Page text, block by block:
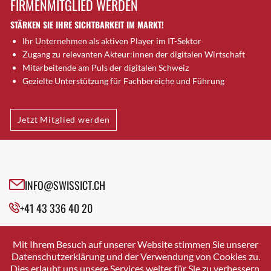
Brütten
Bubendorf
Bubikon
Buchs (SG)
Burgdorf
Bülach
Cazis
Cham
Davos Platz
Davos Platz 1
Dietikon
Dietlikon
FIRMENMITGLIED WERDEN
STÄRKEN SIE IHRE SICHTBARKEIT IM MARKT!
Ihr Unternehmen als aktiven Player im IT-Sektor
Zugang zu relevanten Akteur:innen der digitalen Wirtschaft
Mitarbeitende am Puls der digitalen Schweiz
Gezielte Unterstützung für Fachbereiche und Führung
Jetzt Mitglied werden
INFO@SWISSICT.CH
+41 43 336 40 20
SWISSICT
VULKANSTRASSE 120
8048 ZURICH
Mit Ihrem Besuch auf unserer Website stimmen Sie unserer
Datenschutzerklärung und der Verwendung von Cookies zu.
Dies erlaubt uns unsere Services weiter für Sie zu verbessern.